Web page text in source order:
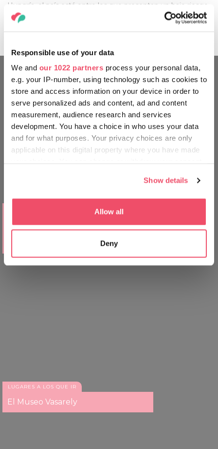
Responsible use of your data
We and our 1022 partners process your personal data,
e.g. your IP-number, using technology such as cookies to
store and access information on your device in order to
serve personalized ads and content, ad and content
measurement, audience research and services
development. You have a choice in who uses your data
and for what purposes. Your privacy choices are only
applicable on this digital property where you have made
If you allow, we would also like to:
which can be accurate to within several meters
Identify your device by actively scanning it for
specific characteristics (fingerprinting)
Show details
Allow all
Deny
Hungría, el país está entre los que presentan un bajo riesgo
para la salud. Al viajar a Hungría, la OMS recomienda solo las
vacunas normales y corrientes, no específicas de un país.
‎¡MUÉVETE EN TU ENTORNO
COMO UN HÚNGARO!
Salsa salvaje: la salsa que convierte
cualquier animal doméstico en una
LUGARES A LOS QUE IR
El Museo Vasarely